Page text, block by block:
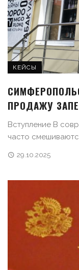
КЕЙСЫ
ПРОДАЖУ
Вступление В
часто
29.10.2025